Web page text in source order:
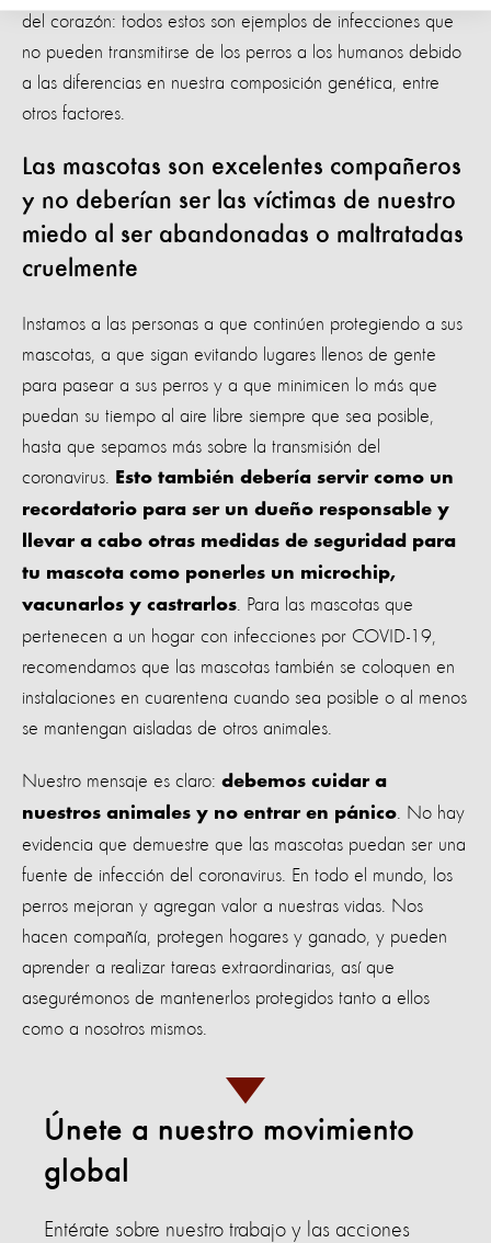
del corazón: todos estos son ejemplos de infecciones que
no pueden transmitirse de los perros a los humanos debido
a las diferencias en nuestra composición genética, entre
otros factores.
Las mascotas son excelentes compañeros
y no deberían ser las víctimas de nuestro
miedo al ser abandonadas o maltratadas
cruelmente
Instamos a las personas a que continúen protegiendo a sus
mascotas, a que sigan evitando lugares llenos de gente
para pasear a sus perros y a que minimicen lo más que
puedan su tiempo al aire libre siempre que sea posible,
hasta que sepamos más sobre la transmisión del
coronavirus.
Esto también debería servir como un
recordatorio para ser un dueño responsable y
llevar a cabo otras medidas de seguridad para
tu mascota como ponerles un microchip,
vacunarlos y castrarlos . Para las mascotas que
pertenecen a un hogar con infecciones por COVID-19,
recomendamos que las mascotas también se coloquen en
instalaciones en cuarentena cuando sea posible o al menos
se mantengan aisladas de otros animales.
Nuestro mensaje es claro: debemos cuidar a
nuestros animales y no entrar en pánico . No hay
evidencia que demuestre que las mascotas puedan ser una
fuente de infección del coronavirus. En todo el mundo, los
perros mejoran y agregan valor a nuestras vidas. Nos
hacen compañía, protegen hogares y ganado, y pueden
aprender a realizar tareas extraordinarias, así que
asegurémonos de mantenerlos protegidos tanto a ellos
como a nosotros mismos.
Únete a nuestro movimiento
global
Entérate sobre nuestro trabajo y las acciones